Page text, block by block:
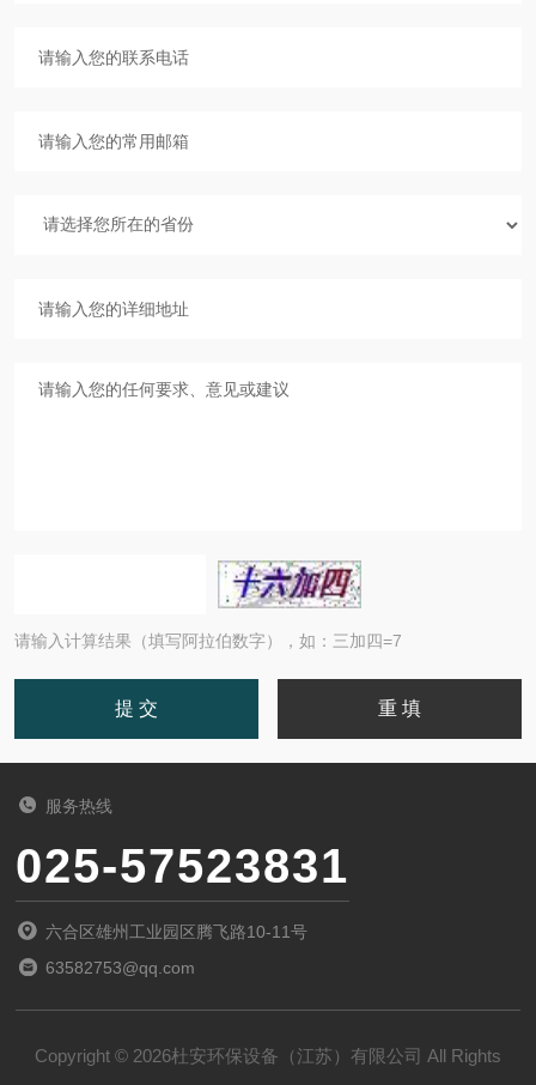
请输入计算结果（填写阿拉伯数字），如：三加四=7
服务热线
025-57523831
六合区雄州工业园区腾飞路10-11号
63582753@qq.com
Copyright © 2026杜安环保设备（江苏）有限公司 All Rights